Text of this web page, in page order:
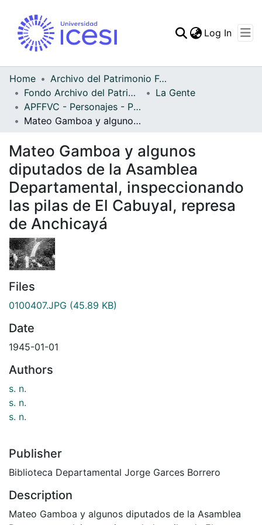
Statistics
Log In
Home
Archivo del Patrimonio Fotográfico y Fílmico del Valle del Cauca
Fondo Archivo del Patrimonio Fotográfico y Fílmico del Valle del Cauca
La Gente
APFFVC - Personajes - Patrimonial
Mateo Gamboa y algunos diputados de la Asamblea Departamental, inspeccionando las pilas de El Cabuyal, represa de Anchicayá
Mateo Gamboa y algunos
diputados de la Asamblea
Departamental, inspeccionando
las pilas de El Cabuyal, represa
de Anchicayá
Files
0100407.JPG (45.89 KB)
Date
1945-01-01
Authors
s. n.
s. n.
s. n.
Publisher
Biblioteca Departamental Jorge Garces Borrero
Description
Mateo Gamboa y algunos diputados de la Asamblea